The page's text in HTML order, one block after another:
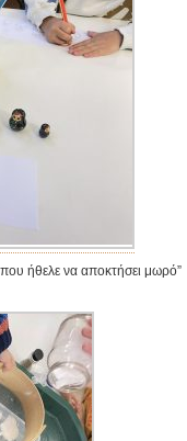
ήθελε να αποκτήσει μωρό”